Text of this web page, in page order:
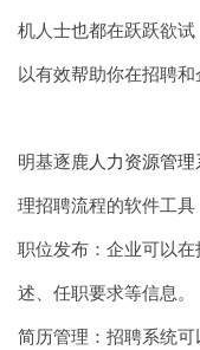
机人士也都在跃跃欲
以有效帮助你在招聘和
明基逐鹿人力资源管
理招聘流程的软件工具
职位发布：企业可以
述、任职要求等信息。
简历管理：招聘系统